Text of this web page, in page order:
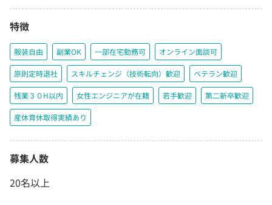
特徴
服装自由 副業OK 一部在宅勤務可 オンライン面談可
原則定時退社 スキルチェンジ（技術転向）歓迎 ベテラン歓迎
残業３０H以内 女性エンジニアが在籍 若手歓迎 第二新卒歓迎
産休育休取得実績あり
募集人数
20名以上